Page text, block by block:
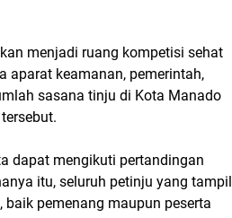
menjadi ruang kompetisi sehat
aparat keamanan, pemerintah,
sasana tinju di Kota Manado
dapat mengikuti pertandingan
itu, seluruh petinju yang tampil
pemenang maupun peserta